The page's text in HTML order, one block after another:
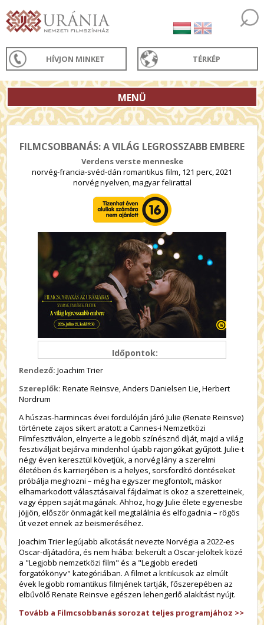
HÍVJON MINKET TÉRKÉP
MENÜ
FILMCSOBBANÁS: A VILÁG LEGROSSZABB EMBERE
Verdens verste menneske
norvég-francia-svéd-dán romantikus film, 121 perc, 2021
norvég nyelven, magyar felirattal
Időpontok:
Rendező: Joachim Trier
Szereplők: Renate Reinsve, Anders Danielsen Lie, Herbert
Nordrum
A húszas-harmincas évei fordulóján járó Julie (Renate Reinsve)
története zajos sikert aratott a Cannes-i Nemzetközi
Filmfesztiválon, elnyerte a legjobb színésznő díját, majd a világ
fesztiváljait bejárva mindenhol újabb rajongókat gyűjtött. Julie-t
négy éven keresztül követjük, a norvég lány a szerelmi
életében és karrierjében is a helyes, sorsfordító döntéseket
próbálja meghozni – még ha egyszer megfontolt, máskor
elhamarkodott választásaival fájdalmat is okoz a szeretteinek,
vagy éppen saját magának. Ahhoz, hogy Julie élete egyenesbe
jöjjön, először önmagát kell megtalálnia és elfogadnia – rögös
út vezet ennek az beismeréséhez.
Joachim Trier legújabb alkotását nevezte Norvégia a 2022-es
Oscar-díjátadóra, és nem hiába: bekerült a Oscar-jelöltek közé
a "Legjobb nemzetközi film" és a "Legjobb eredeti
forgatókönyv" kategóriában. A filmet a kritikusok az elmúlt
évek legjobb romantikus filmjének tartják, főszerepében az
elbűvölő Renate Reinsve egészen lehengerlő alakítást nyújt.
Tovább a Filmcsobbanás sorozat teljes programjához >>